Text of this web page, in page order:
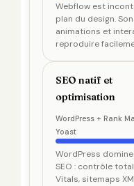
Webflow est
plan du design.
animations et
reproduire
SEO natif et
optimisation
WordPress + Rank
Yoast
WordPress
SEO : contrôle
Vitals, sitemaps